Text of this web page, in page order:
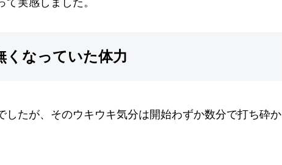
て実感しました。
くなっていた体力
たが、そのウキウキ気分は開始わずか数分で打ち砕か